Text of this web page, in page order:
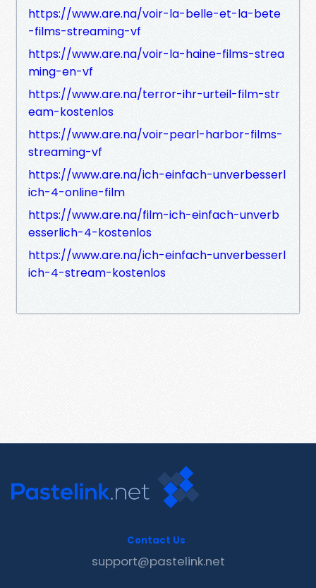
https://www.are.na/voir-la-belle-et-la-bete
-films-streaming-vf
https://www.are.na/voir-la-haine-films-strea
ming-en-vf
https://www.are.na/terror-ihr-urteil-film-str
eam-kostenlos
https://www.are.na/voir-pearl-harbor-films-
streaming-vf
https://www.are.na/ich-einfach-unverbesserl
ich-4-online-film
https://www.are.na/film-ich-einfach-unverb
esserlich-4-kostenlos
https://www.are.na/ich-einfach-unverbesserl
ich-4-stream-kostenlos
Contact Us
support@pastelink.net